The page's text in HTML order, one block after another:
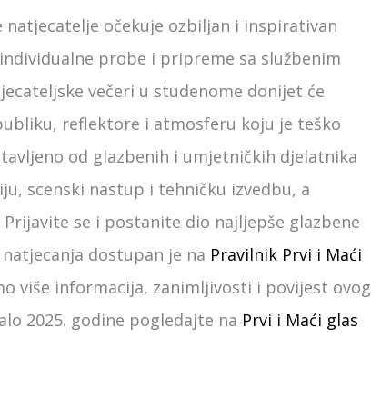
očekuje ozbiljan i inspirativan
probe i pripreme sa službenim
večeri u studenome donijet će
reflektore i atmosferu koju je teško
od glazbenih i umjetničkih djelatnika
scenski nastup i tehničku izvedbu, a
se i postanite dio najljepše glazbene
dostupan je na Pravilnik Prvi i Maći
više informacija, zanimljivosti i povijest ovog
2025. godine pogledajte na Prvi i Maći glas